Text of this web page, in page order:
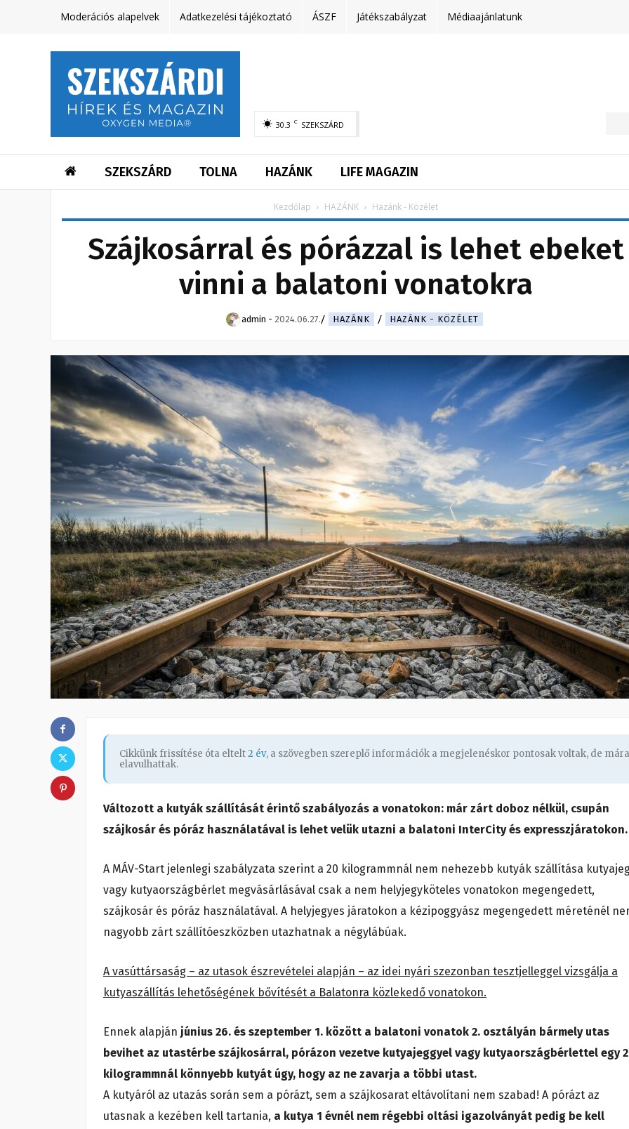
Moderációs alapelvek Adatkezelési tájékoztató ÁSZF Játékszabályzat Médiaajánlatunk
30.3 C SZEKSZÁRD
SZEKSZÁRD TOLNA HAZÁNK LIFE MAGAZIN
Kezdőlap HAZÁNK Hazánk - Közélet
Szájkosárral és pórázzal is lehet ebeket
vinni a balatoni vonatokra
admin - 2024.06.27. HAZÁNK HAZÁNK - KÖZÉLET
Cikkünk frissítése óta eltelt2 év, a szövegben szereplő információk a megjelenéskor pontosak voltak, de mára
elavulhattak.
Változott a kutyák szállítását érintő szabályozás a vonatokon: már zárt doboz nélkül, csupán
szájkosár és póráz használatával is lehet velük utazni a balatoni InterCity és expresszjáratokon.
A MÁV-Start jelenlegi szabályzata szerint a 20 kilogrammnál nem nehezebb kutyák szállítása
vagy kutyaországbérlet megvásárlásával csak a nem helyjegyköteles vonatokon megengedett,
szájkosár és póráz használatával. A helyjegyes járatokon a kézipoggyász megengedett méreténél
nagyobb zárt szállítóeszközben utazhatnak a négylábúak.
A vasúttársaság – az utasok észrevételei alapján – az idei nyári szezonban tesztjelleggel vizsgálja a
kutyaszállítás lehetőségének bővítését a Balatonra közlekedő vonatokon.
Ennek alapján június 26. és szeptember 1. között a balatoni vonatok 2. osztályán bármely utas
bevihet az utastérbe szájkosárral, pórázon vezetve kutyajeggyel vagy kutyaországbérlettel egy
kilogrammnál könnyebb kutyát úgy, hogy az ne zavarja a többi utast.
A kutyáról az utazás során sem a pórázt, sem a szájkosarat eltávolítani nem szabad! A pórázt az
utasnak a kezében kell tartania, a kutya 1 évnél nem régebbi oltási igazolványát pedig be kell